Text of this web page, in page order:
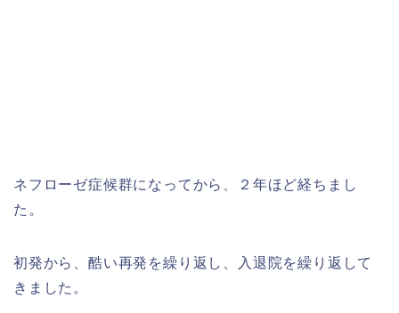
ネフローゼ症候群になってから、２年ほど経ちまし
た。
初発から、酷い再発を繰り返し、入退院を繰り返して
きました。